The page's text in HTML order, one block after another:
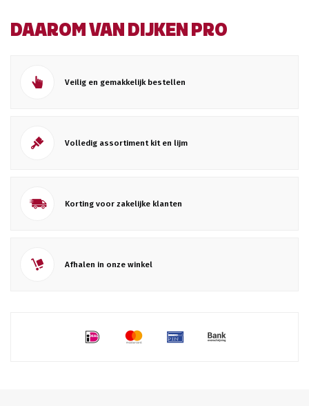
DAAROM VAN DIJKEN PRO
Veilig en gemakkelijk bestellen
Volledig assortiment kit en lijm
Korting voor zakelijke klanten
Afhalen in onze winkel